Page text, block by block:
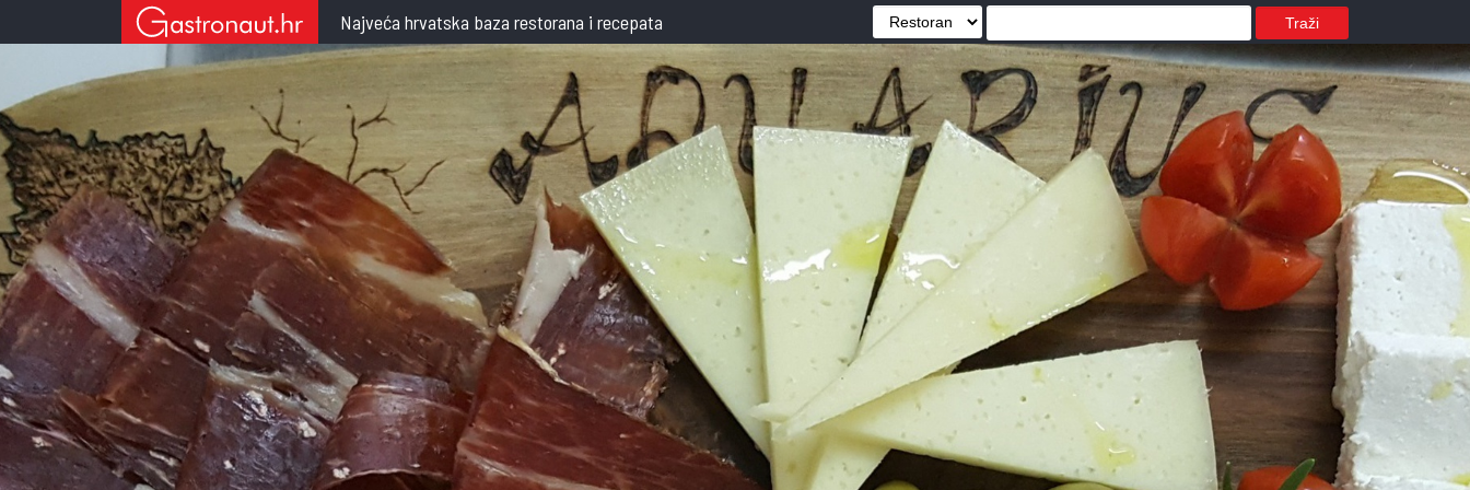
Najveća hrvatska baza restorana i recepata Traži